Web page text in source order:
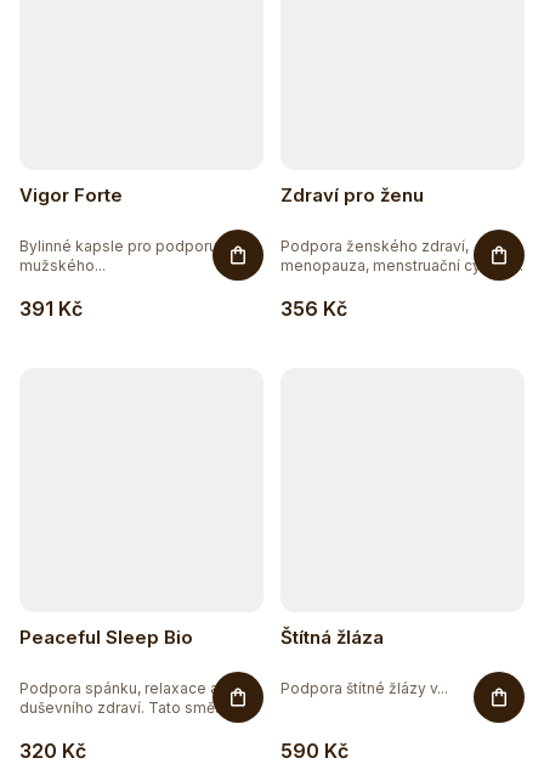
Vigor Forte
391 Kč
Bylinné kapsle pro podporu
mužského...
Zdraví pro ženu
356 Kč
Podpora ženského zdraví,
menopauza, menstruační cyklus.
Peaceful Sleep Bio
320 Kč
Podpora spánku, relaxace a
duševního zdraví. Tato směs z...
Štítná žláza
590 Kč
Podpora štítné žlázy v...